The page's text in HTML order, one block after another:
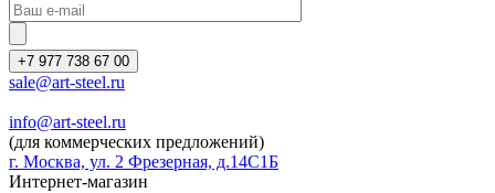
+7 977 738 67 00
sale@art-steel.ru
info@art-steel.ru
(для коммерческих предложений)
г. Москва, ул. 2 Фрезерная, д.14С1Б
Интернет-магазин